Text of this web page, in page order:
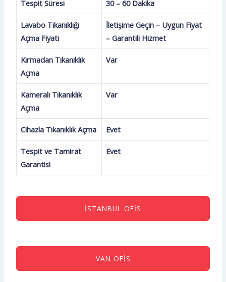
Tespit Süresi 30 – 60 Dakika
Lavabo Tıkanıklığı
Açma Fiyatı
İletişime Geçin – Uygun Fiyat
– Garantili Hizmet
Kırmadan Tıkanıklık
Açma
Var
Kameralı Tıkanıklık
Açma
Var
Cihazla Tıkanıklık Açma Evet
Tespit ve Tamirat
Garantisi
Evet
İSTANBUL OFIS
VAN OFIS